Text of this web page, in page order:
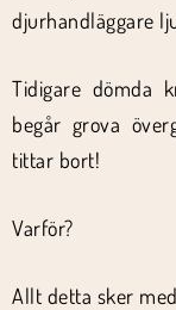
djurhandläggare
Tidigare dömda
begår grova
tittar bort!
Varför?
Allt detta sker